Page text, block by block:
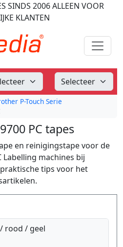
SINDS 2006ALLEEN VOOR
KLANTEN
P-Touch Serie
PC tapes
en reinigingstape voor de
Labelling machines bij
tips voor het
rood / geel